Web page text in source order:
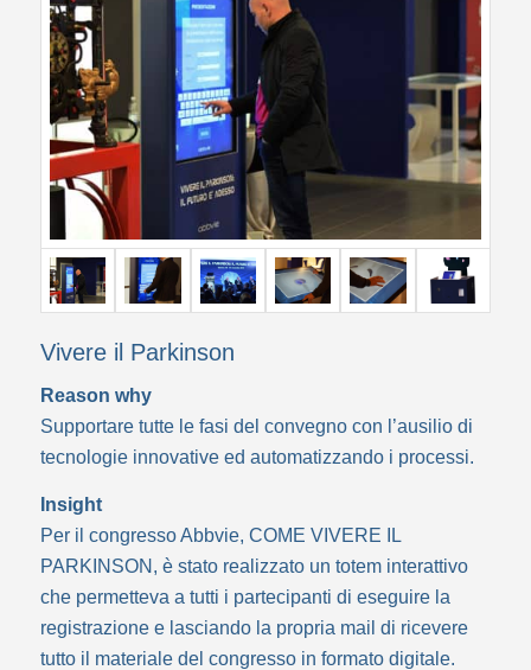
Vivere il Parkinson
Reason why
Supportare tutte le fasi del convegno con l’ausilio di
tecnologie innovative ed automatizzando i processi.
Insight
Per il congresso Abbvie, COME VIVERE IL
PARKINSON, è stato realizzato un totem interattivo
che permetteva a tutti i partecipanti di eseguire la
registrazione e lasciando la propria mail di ricevere
tutto il materiale del congresso in formato digitale.